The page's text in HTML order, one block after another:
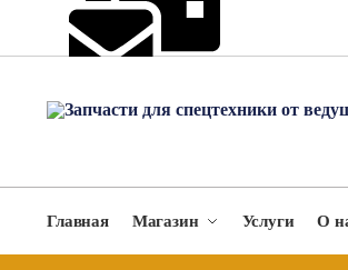
Главная Магазин Услуги О